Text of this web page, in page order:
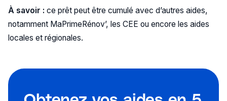
À savoir : ce prêt peut être cumulé avec d’autres aides,
notamment MaPrimeRénov’, les CEE ou encore les aides
locales et régionales.